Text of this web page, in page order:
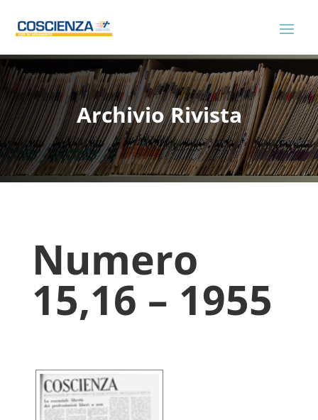
Archivio Rivista
Numero
15,16 – 1955